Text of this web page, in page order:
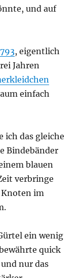
und auf
, eigentlich
Jahren
einfach
ich das gleiche
Bindebänder
blauen
verbringe
Knoten im
ein wenig
quick
nur das